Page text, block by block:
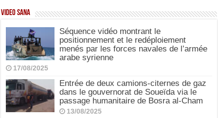
Video SANA
Séquence vidéo montrant le
positionnement et le redéploiement
menés par les forces navales de l’armée
arabe syrienne
17/08/2025
Entrée de deux camions-citernes de gaz
dans le gouvernorat de Soueïda via le
passage humanitaire de Bosra al-Cham
13/08/2025